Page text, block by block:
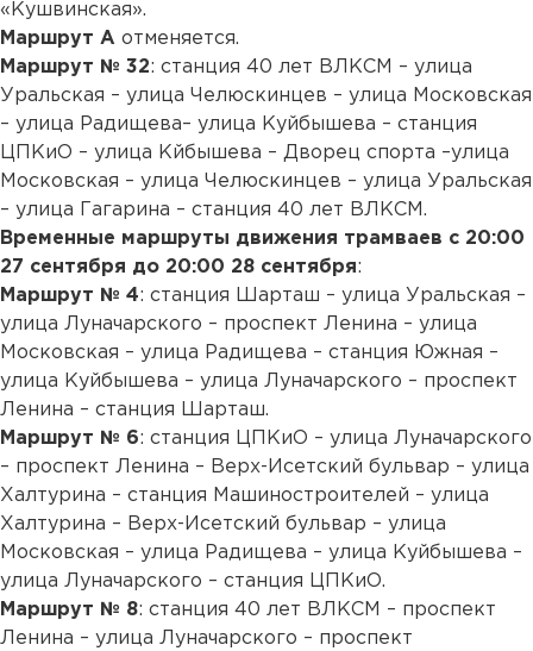
«Кушвинская».
Маршрут А отменяется.
Маршрут № 32: станция 40 лет ВЛКСМ – улица
Уральская – улица Челюскинцев – улица Московская
– улица Радищева– улица Куйбышева – станция
ЦПКиО – улица Кйбышева – Дворец спорта –улица
Московская – улица Челюскинцев – улица Уральская
– улица Гагарина – станция 40 лет ВЛКСМ.
Временные маршруты движения трамваев с 20:00
27 сентября до 20:00 28 сентября:
Маршрут № 4: станция Шарташ – улица Уральская –
улица Луначарского – проспект Ленина – улица
Московская – улица Радищева – станция Южная –
улица Куйбышева – улица Луначарского – проспект
Ленина – станция Шарташ.
Маршрут № 6: станция ЦПКиО – улица Луначарского
– проспект Ленина – Верх-Исетский бульвар – улица
Халтурина – станция Машиностроителей – улица
Халтурина – Верх-Исетский бульвар – улица
Московская – улица Радищева – улица Куйбышева –
улица Луначарского – станция ЦПКиО.
Маршрут № 8: станция 40 лет ВЛКСМ – проспект
Ленина – улица Луначарского – проспект